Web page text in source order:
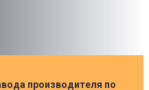
производителя по